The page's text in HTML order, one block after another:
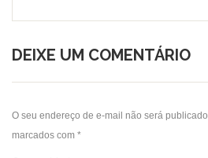
DEIXE UM COMENTÁRIO
O seu endereço de e-mail não será publicado.
marcados com *